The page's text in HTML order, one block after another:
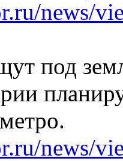
news/
под
news/